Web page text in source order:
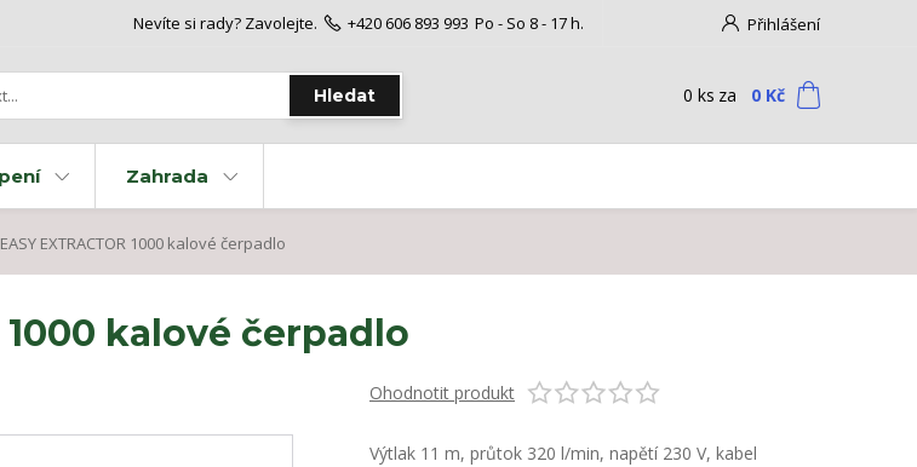
Přihlášení
Hledat
Nevíte si rady? Zavolejte. +420 606 893 993 Po - So 8 - 17 h.
0 ks za 0 Kč
Zahrada
EXTRACTOR 1000 kalové čerpadlo
1000 kalové čerpadlo
Ohodnotit produkt
Výtlak 11 m, průtok 320 l/min, napětí 230 V, kabel